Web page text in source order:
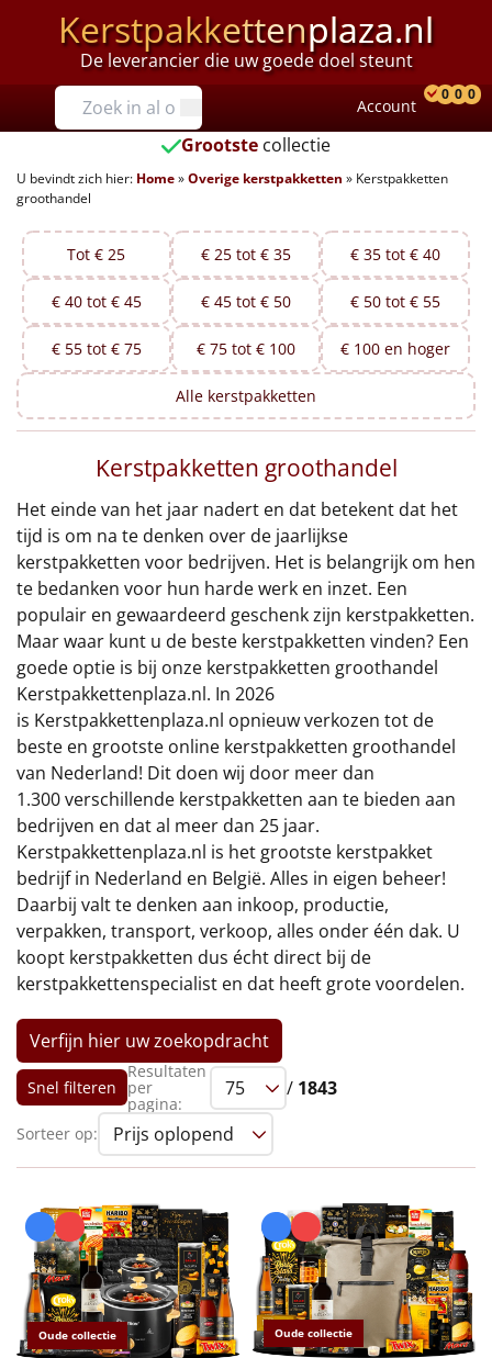
Kerstpakkettenplaza.nl
De leverancier die uw goede doel steunt
Prijzen
Tot €25
€25 tot €35
€35 tot €40
€40 tot €45
€45 tot €50
€50 tot €55
€75 tot €100
€100 en hoger
Alle kerstpakketten 2026
Thema
Origineel
Rituals
Luxe
Mannen
Vrouwen
Duurzaam
Leuke
Goedkope
Uniek
Artikel
Hitster NIEUW
Pizzarette
Account
0 0 0
Grootste collectie
U bevindt zich hier: Home»Overige kerstpakketten » Kerstpakketten
groothandel
Tot € 25 € 25 tot € 35 € 35 tot € 40
€ 40 tot € 45 € 45 tot € 50 € 50 tot € 55
€ 55 tot € 75 € 75 tot € 100 € 100 en hoger
Alle kerstpakketten
Kerstpakketten groothandel
Het einde van het jaar nadert en dat betekent dat het
tijd is om na te denken over de jaarlijkse
kerstpakketten voor bedrijven. Het is belangrijk om hen
te bedanken voor hun harde werk en inzet. Een
populair en gewaardeerd geschenk zijn kerstpakketten.
Maar waar kunt u de beste kerstpakketten vinden? Een
goede optie is bij onze kerstpakketten groothandel
Kerstpakkettenplaza.nl. In 2026
is Kerstpakkettenplaza.nl opnieuw verkozen tot de
beste en grootste online kerstpakketten groothandel
van Nederland! Dit doen wij door meer dan
1.300 verschillende kerstpakketten aan te bieden aan
bedrijven en dat al meer dan 25 jaar.
Kerstpakkettenplaza.nl is het grootste kerstpakket
bedrijf in Nederland en België. Alles in eigen beheer!
Daarbij valt te denken aan inkoop, productie,
verpakken, transport, verkoop, alles onder één dak. U
koopt kerstpakketten dus écht direct bij de
kerstpakkettenspecialist en dat heeft grote voordelen.
Verfijn hier uw zoekopdracht
Snel filteren
Resultaten
per
pagina:
/ 1843
Sorteer op:
Oude collectie Oude collectie